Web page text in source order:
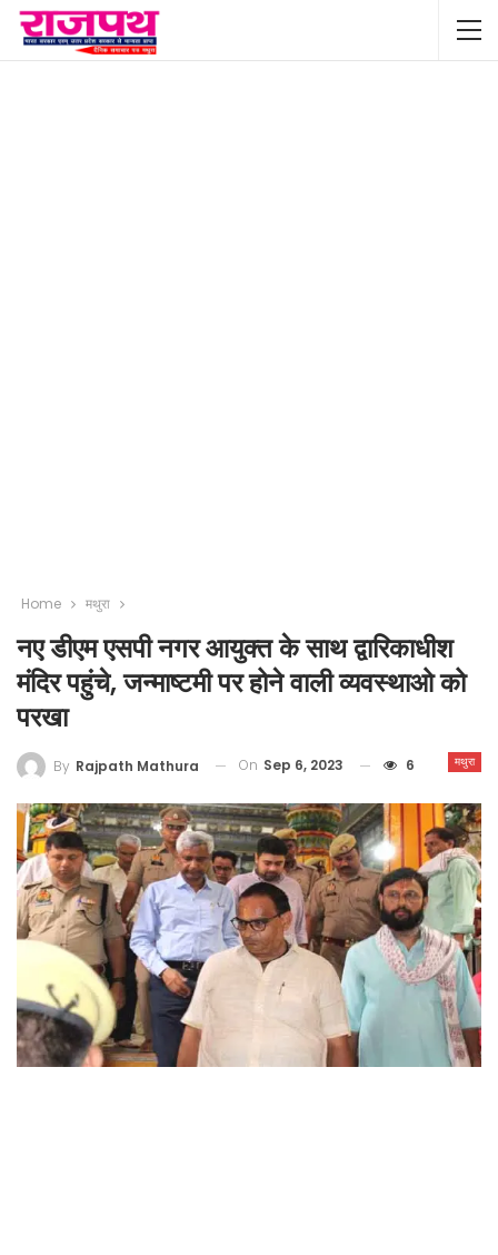
Home मथुरा
नए डीएम एसपी नगर आयुक्त के साथ द्वारिकाधीश
मंदिर पहुंचे, जन्माष्टमी पर होने वाली व्यवस्थाओ को
परखा
मथुरा
By Rajpath Mathura On Sep 6, 2023 6